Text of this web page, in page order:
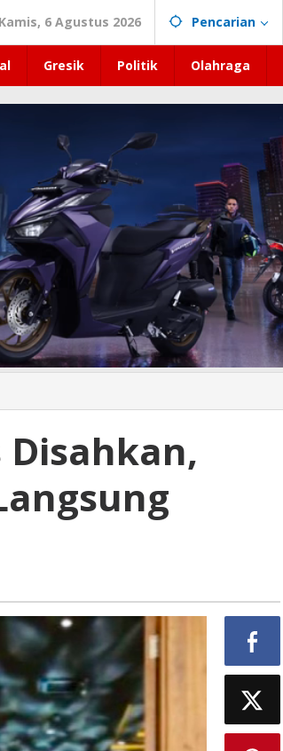
Kamis, 6 Agustus 2026 Pencarian
Gresik Politik Olahraga
Disahkan,